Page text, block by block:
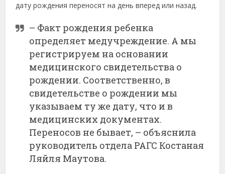
дату рождения переносят на день вперед или назад.
– Факт рождения ребенка
определяет медучреждение. А мы
регистрируем на основании
медицинского свидетельства о
рождении. Соответственно, в
свидетельстве о рождении мы
указываем ту же дату, что и в
медицинских документах.
Переносов не бывает, – объяснила
руководитель отдела РАГС Костаная
Ляйля Маутова.